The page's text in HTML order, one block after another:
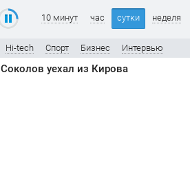
10 минут час сутки неделя
Hi-tech Спорт Бизнес Интервью
Соколов уехал из Кирова